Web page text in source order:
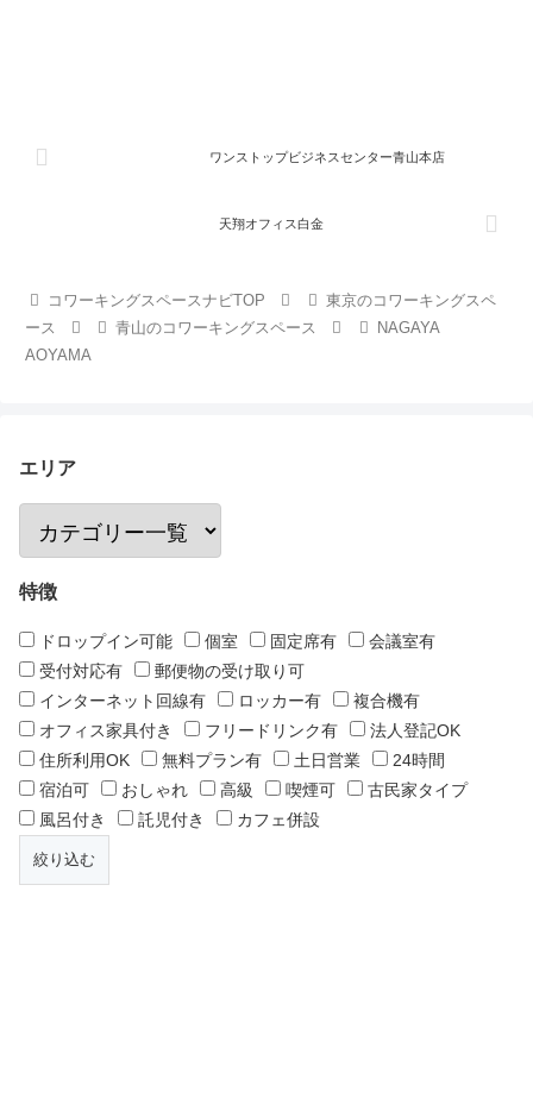
ワンストップビジネスセンター青山本店
天翔オフィス白金
コワーキングスペースナビTOP
東京のコワーキングスペ
ース
青山のコワーキングスペース
NAGAYA
AOYAMA
エリア
特徴
ドロップイン可能 個室 固定席有
会議室有
受付対応有
郵便物の受け取り可
インターネット回線有
ロッカー有
複合機有
オフィス家具付き
フリードリンク有
法人登記OK
住所利用OK
無料プラン有 土日営業
24時間
宿泊可
おしゃれ 高級 喫煙可
古民家タイプ
風呂付き
託児付き カフェ併設